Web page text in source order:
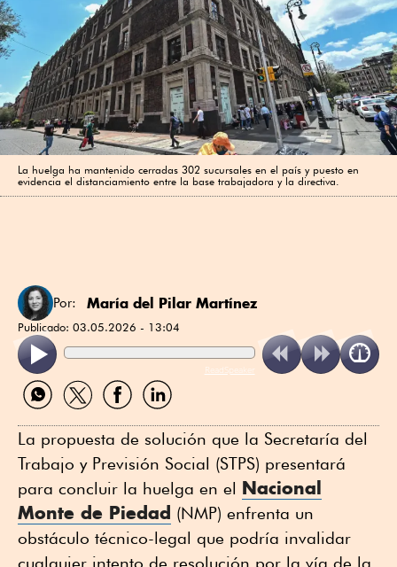
La huelga ha mantenido cerradas 302 sucursales en el país y puesto en
evidencia el distanciamiento entre la base trabajadora y la directiva.
Por: María del Pilar Martínez
Publicado: 03.05.2026 - 13:04
ReadSpeaker
Compartir
por
Compartir
por
Compartir
por
Compartir
por
La propuesta de solución que la Secretaría del
Trabajo y Previsión Social (STPS) presentará
para concluir la huelga en el Nacional
Monte de Piedad (NMP) enfrenta un
obstáculo técnico-legal que podría invalidar
cualquier intento de resolución por la vía de la